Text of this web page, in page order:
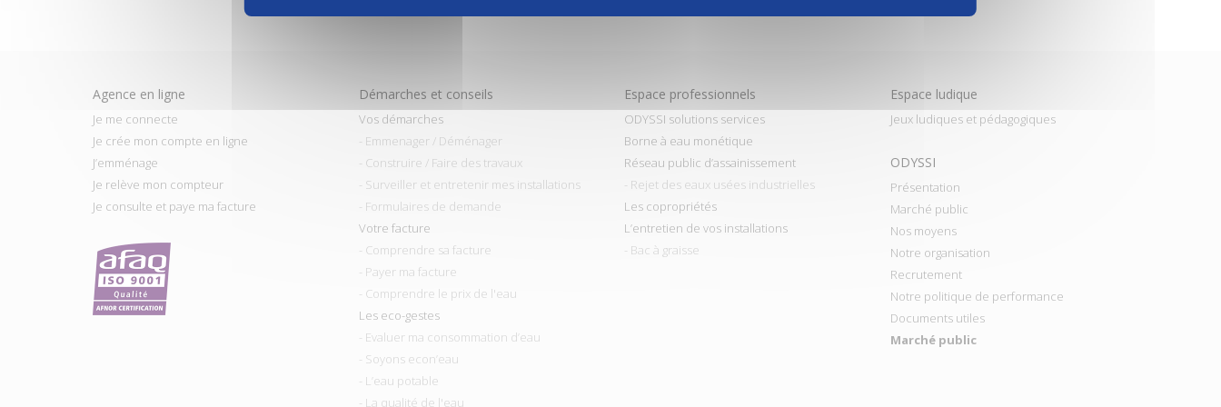
Agence en ligne
Je me connecte
Je crée mon compte en ligne
J’emménage
Je relève mon compteur
Je consulte et paye ma facture
Démarches et conseils
Vos démarches
- Emmenager / Déménager
- Construire / Faire des travaux
- Surveiller et entretenir mes installations
- Formulaires de demande
Votre facture
- Comprendre sa facture
- Payer ma facture
- Comprendre le prix de l'eau
Les eco-gestes
- Evaluer ma consommation d’eau
- Soyons econ’eau
- L’eau potable
- La qualité de l'eau
Espace professionnels
ODYSSI solutions services
Borne à eau monétique
Réseau public d’assainissement
- Rejet des eaux usées industrielles
Les copropriétés
L’entretien de vos installations
- Bac à graisse
Espace ludique
Jeux ludiques et pédagogiques
ODYSSI
Présentation
Marché public
Nos moyens
Notre organisation
Recrutement
Notre politique de performance
Documents utiles
Marché public